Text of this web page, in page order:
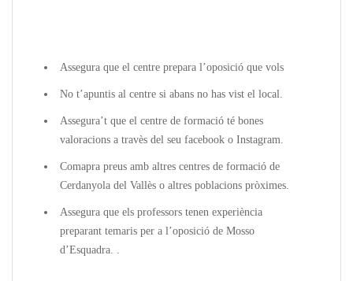
Assegura que el centre prepara l’oposició que vols
No t’apuntis al centre si abans no has vist el local.
Assegura’t que el centre de formació té bones
valoracions a travès del seu facebook o Instagram.
Comapra preus amb altres centres de formació de
Cerdanyola del Vallès o altres poblacions pròximes.
Assegura que els professors tenen experiència
preparant temaris per a l’oposició de Mosso
d’Esquadra. .